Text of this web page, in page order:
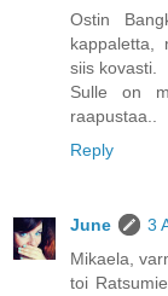
Ostin
kappaletta,
siis kovasti.
Sulle on
raapustaa..
Reply
June
3
Mikaela,
toi